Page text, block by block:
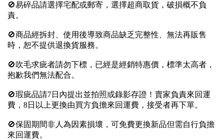
🚫易碎品請選擇宅配或郵寄，選擇超商取貨，破損概不負
責。
🚫商品經拆封、使用後導致商品缺乏完整性、無法再販售
時，恕不提供退換貨服務。
🚫吹毛求疵者請勿下標，已經是經銷特惠價，標準太高者，
抱歉我們無法配合。
🚫瑕疵品請7日內提出並拍照或錄影存證！賣家負責來回運
費，8日以上更換由買方負擔來回運費，接受者再下單。
🚫保固期間非人為因素損壞，可免費更換新品但需自行負擔
來回運費。